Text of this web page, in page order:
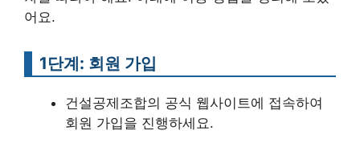
어요.
1단계: 회원 가입
건설공제조합의 공식 웹사이트에 접속하여
회원 가입을 진행하세요.